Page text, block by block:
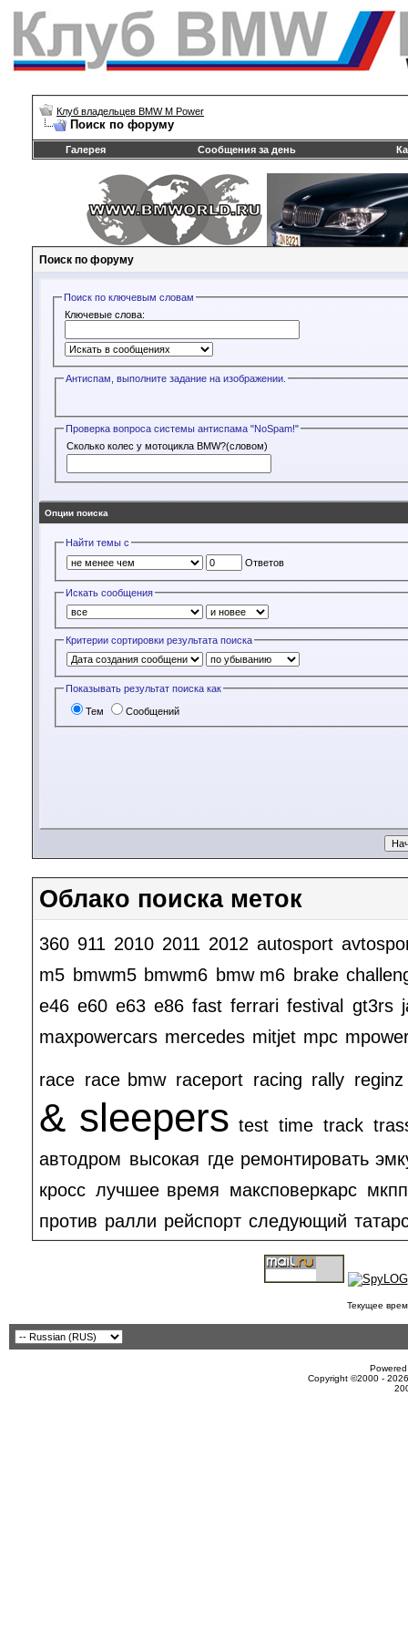
Клуб владельцев BMW M Power
Поиск по форуму
Галерея Сообщения за день
Поиск по форуму
Поиск по ключевым словам
Ключевые слова:
Антиспам, выполните задание на изображении.
Проверка вопроса системы антиспама "NoSpam!"
Сколько колес у мотоцикла BMW?(словом)
Опции поиска
Найти темы с
Ответов
Искать сообщения
Критерии сортировки результата поиска
Показывать результат поиска как
Тем Сообщений
Облако поиска меток
360 911 2010 2011 2012 autosport
m5 bmwm5 bmwm6 bmw m6 brake
e46 e60 e63 e86 fast ferrari festival gt3rs
maxpowercars mercedes mitjet mpc
race race bmw raceport racing rally reginz
& sleepers test time track
автодром высокая где ремонтировать
кросс лучшее время максповеркарс мкпп
против ралли рейспорт следующий
Текущее
Copyright ©2000 -